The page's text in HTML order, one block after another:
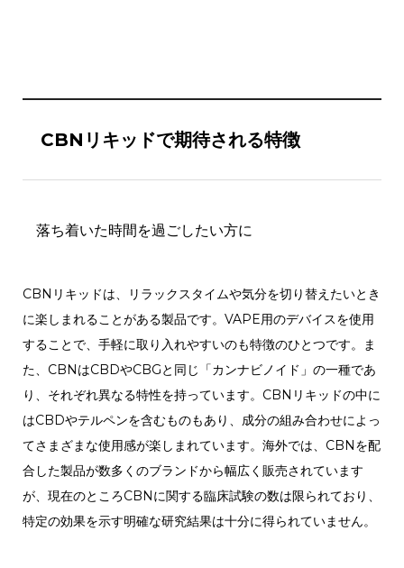
CBNリキッドで期待される特徴
落ち着いた時間を過ごしたい方に
CBNリキッドは、リラックスタイムや気分を切り替えたいとき
に楽しまれることがある製品です。VAPE用のデバイスを使用
することで、手軽に取り入れやすいのも特徴のひとつです。ま
た、CBNはCBDやCBGと同じ「カンナビノイド」の一種であ
り、それぞれ異なる特性を持っています。CBNリキッドの中に
はCBDやテルペンを含むものもあり、成分の組み合わせによっ
てさまざまな使用感が楽しまれています。海外では、CBNを配
合した製品が数多くのブランドから幅広く販売されています
が、現在のところCBNに関する臨床試験の数は限られており、
特定の効果を示す明確な研究結果は十分に得られていません。